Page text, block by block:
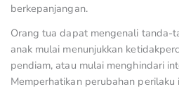
berkepanjangan.
Orang tua dapat mengenali tanda-
anak mulai menunjukkan
pendiam, atau mulai menghindari
Memperhatikan perubahan